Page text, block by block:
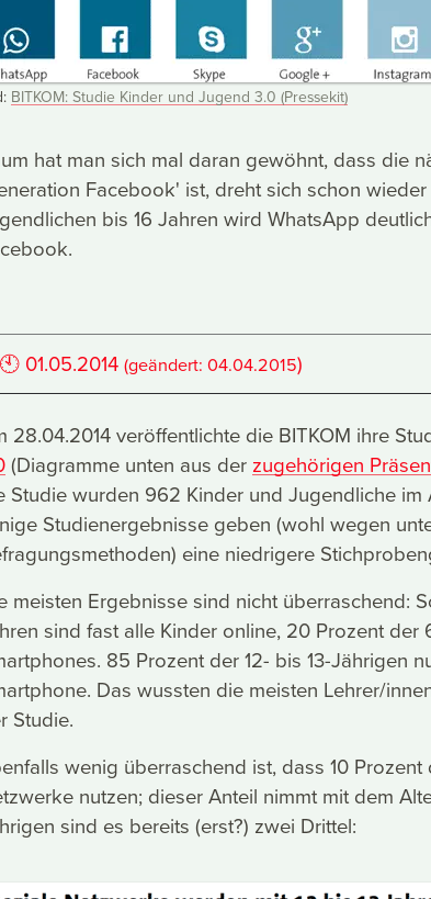
BITKOM: Studie Kinder und Jugend 3.0 (Pressekit)
hat man sich mal daran gewöhnt, dass die
Facebook' ist, dreht sich schon
bis 16 Jahren wird WhatsApp
🕙 01.05.2014 (geändert:04.04.2015)
28.04.2014 veröffentlichte die BITKOM ihre
(Diagramme unten aus der zugehörigen
Studie wurden 962 Kinder und Jugendliche im
Studienergebnisse geben (wohl wegen
eine niedrigere
meisten Ergebnisse sind nicht überraschend:
sind fast alle Kinder online, 20 Prozent der
85 Prozent der 12- bis 13-Jährigen
Das wussten die meisten Lehrer/
Studie.
wenig überraschend ist, dass 10 Prozent
nutzen; dieser Anteil nimmt mit dem
sind es bereits (erst?) zwei Drittel: